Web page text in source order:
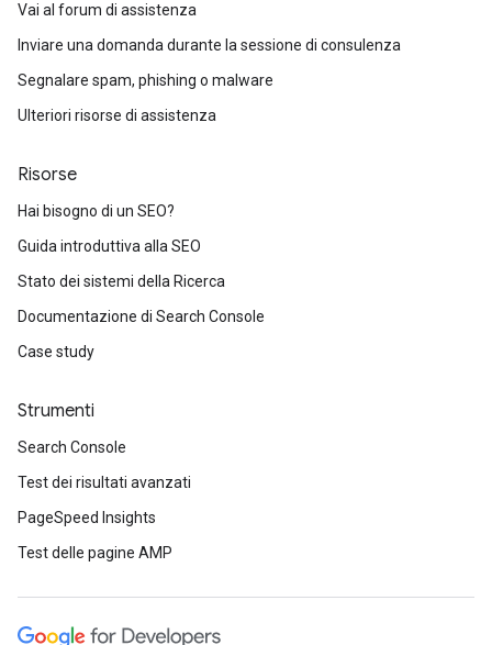
Vai al forum di assistenza
Inviare una domanda durante la sessione di consulenza
Segnalare spam, phishing o malware
Ulteriori risorse di assistenza
Risorse
Hai bisogno di un SEO?
Guida introduttiva alla SEO
Stato dei sistemi della Ricerca
Documentazione di Search Console
Case study
Strumenti
Search Console
Test dei risultati avanzati
PageSpeed Insights
Test delle pagine AMP